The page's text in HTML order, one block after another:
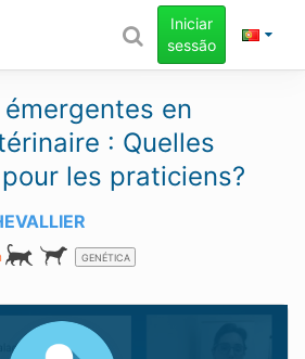
Iniciar
sessão
en
: Quelles
les praticiens?
GENÉTICA